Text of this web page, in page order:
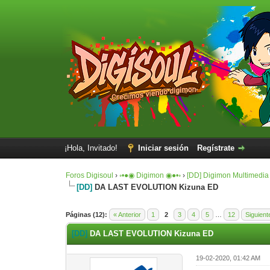
¡Hola, Invitado! Iniciar sesión Regístrate
Foros Digisoul ›◦•●◉ Digimon ◉●•◦ › [DD] Digimon Multimedia
[DD] DA LAST EVOLUTION Kizuna ED
Páginas (12): « Anterior 1 2 3 4 5 12
2 voto(s) - 4 Media
1
2
3
4
5
[DD] DA LAST EVOLUTION Kizuna ED
19-02-2020, 01:42 AM